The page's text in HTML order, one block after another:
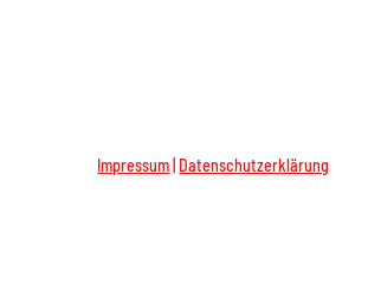
Impressum Datenschutzerklärung